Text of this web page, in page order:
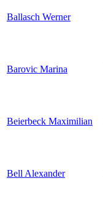
Ballasch Werner
Barovic Marina
Beierbeck Maximilian
Bell Alexander